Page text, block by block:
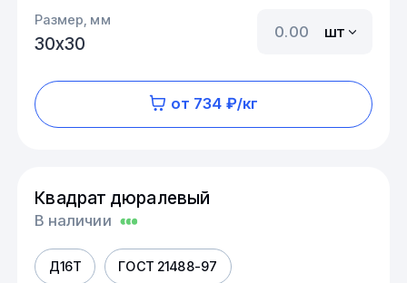
Размер, мм
30х30
шт
от 734 ₽/кг
Квадрат дюралевый
В наличии
Д16Т ГОСТ 21488-97